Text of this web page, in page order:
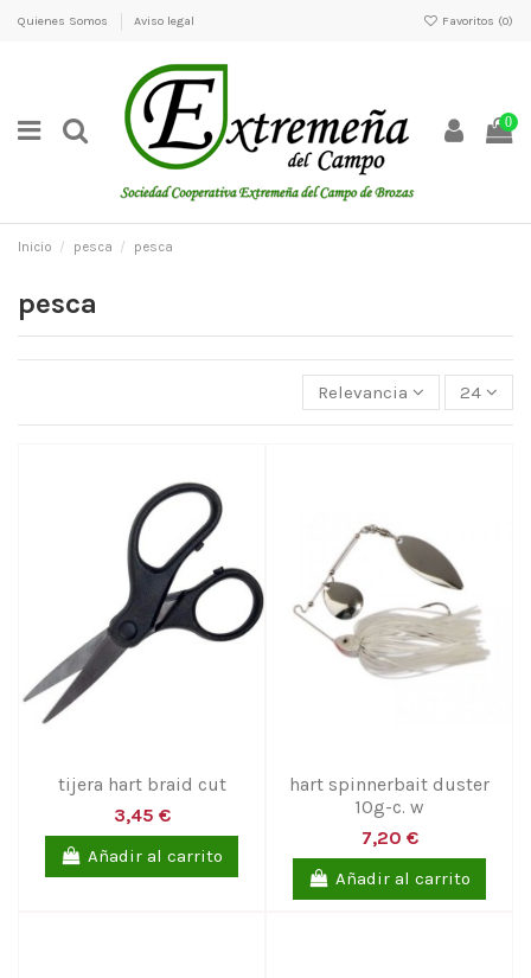
Quienes Somos Aviso legal Favoritos (0)
0
Inicio pesca pesca
pesca
Relevancia 24
tijera hart braid cut
3,45 €
Añadir al carrito
hart spinnerbait duster
10g-c. w
7,20 €
Añadir al carrito